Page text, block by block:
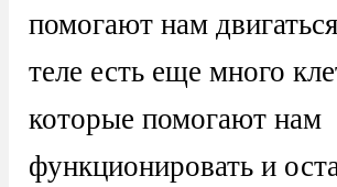
помогают нам
теле есть еще много
которые помогают нам
функционировать и